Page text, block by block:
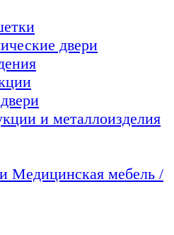
двери
и металлоизделия
Медицинская мебель /